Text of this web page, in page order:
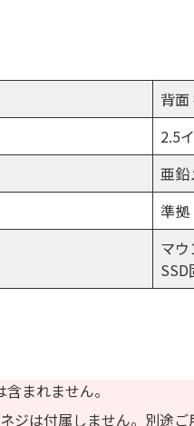
背
2.5
亜
準拠
マ
まれません。
ジは付属しません。別途ご